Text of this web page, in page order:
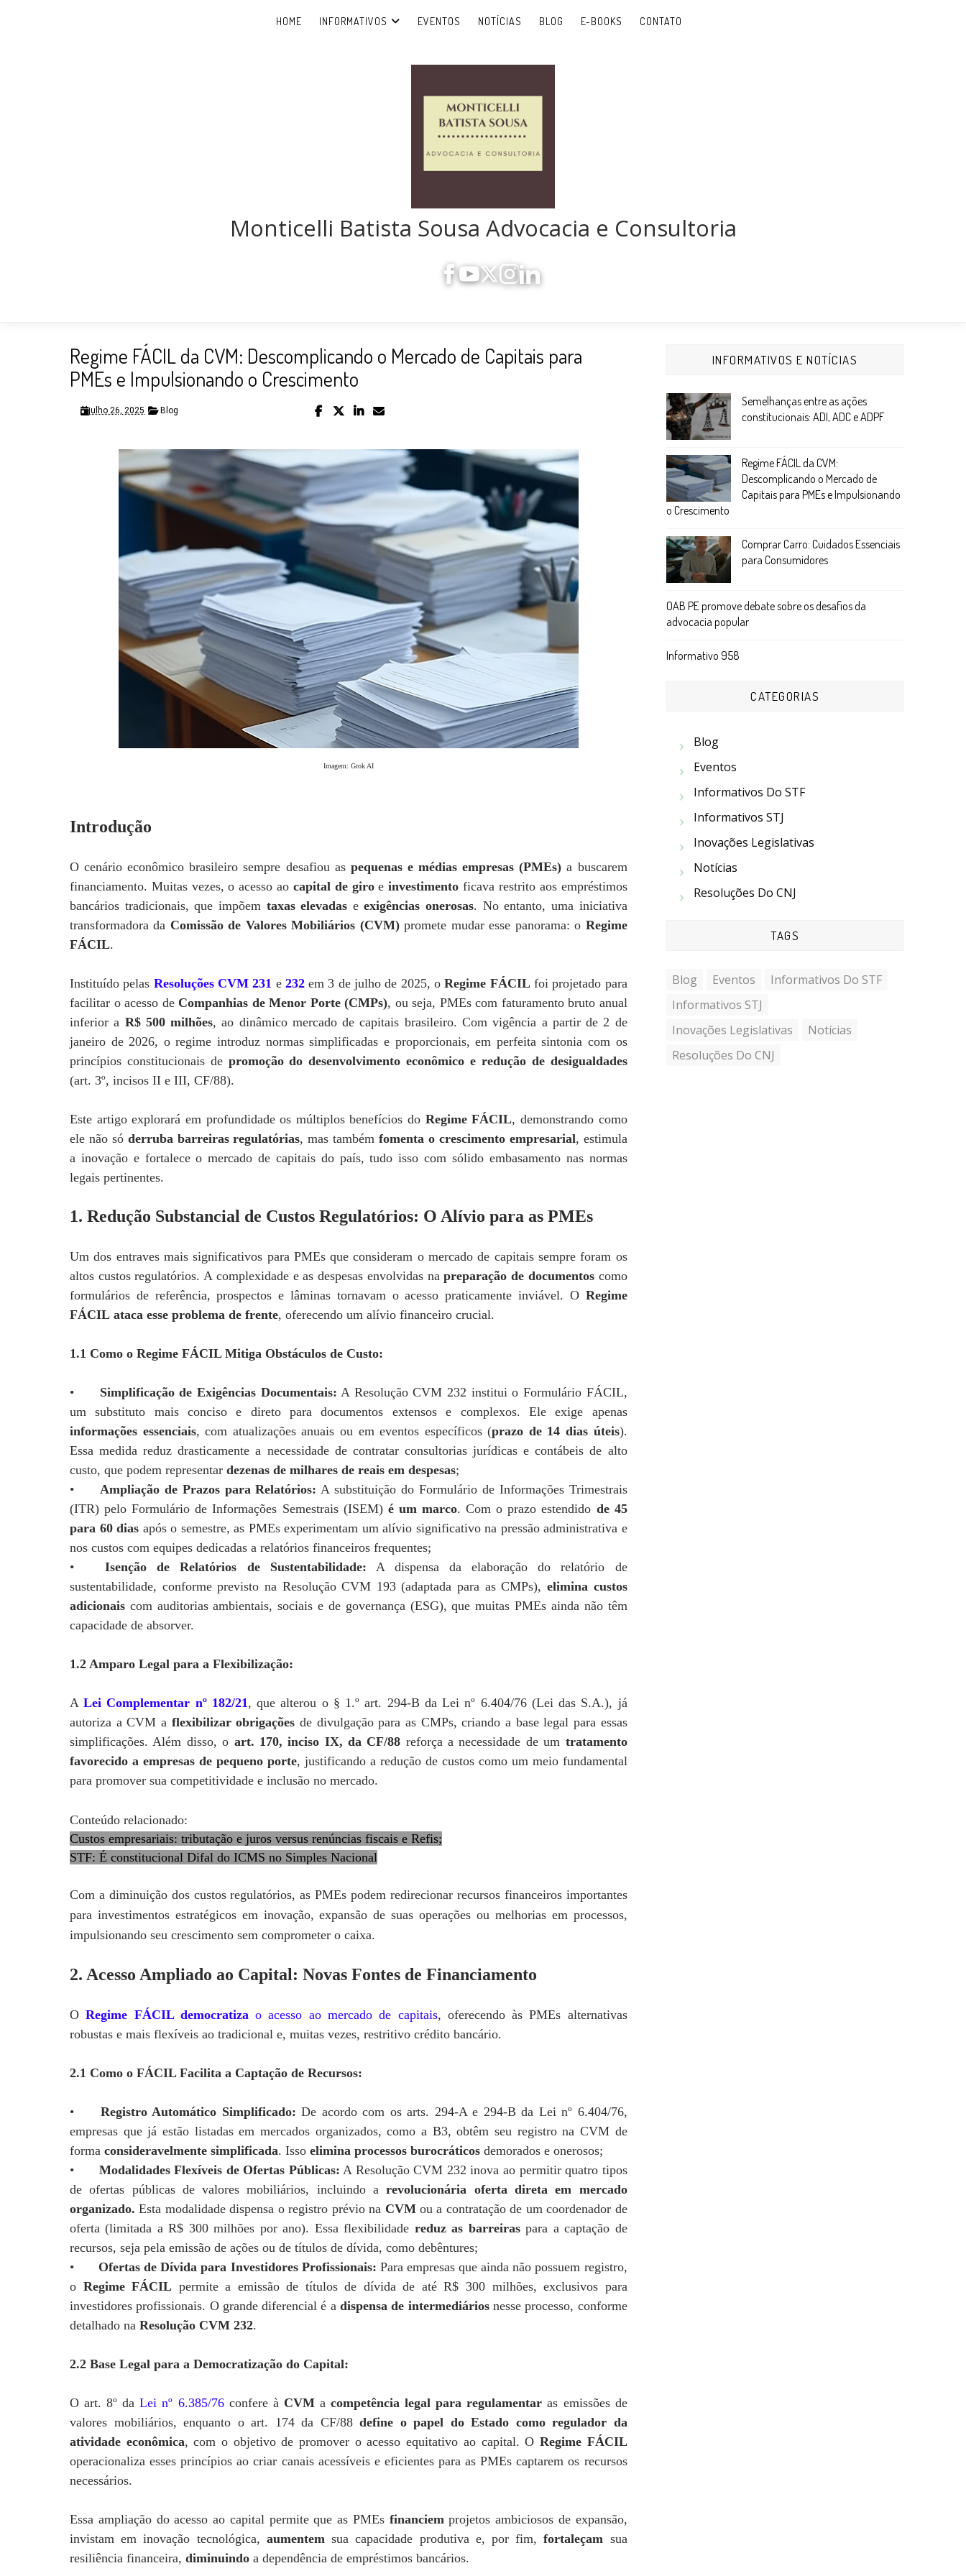
HOME INFORMATIVOS EVENTOS NOTÍCIAS BLOG E-BOOKS CONTATO
Monticelli Batista Sousa Advocacia e Consultoria
Regime FÁCIL da CVM: Descomplicando o Mercado de Capitais para
PMEs e Impulsionando o Crescimento
julho 26, 2025 Blog
Imagem: Grok AI
Introdução
O cenário econômico brasileiro sempre desafiou as pequenas e médias empresas (PMEs) a buscarem
financiamento. Muitas vezes, o acesso ao capital de giroeinvestimento ficava restrito aos empréstimos
bancários tradicionais, que impõem taxas elevadas eexigências onerosas. No entanto, uma iniciativa
transformadora da Comissão de Valores Mobiliários (CVM)promete mudar esse panorama: o Regime
FÁCIL.
Instituído pelas Resoluções CVM 231 e 232 em 3 de julho de 2025, oRegime FÁCILfoi projetado para
facilitar o acesso de Companhias de Menor Porte (CMPs), ou seja, PMEs com faturamento bruto anual
inferior a R$ 500 milhões, ao dinâmico mercado de capitais brasileiro. Com vigência a partir de 2 de
janeiro de 2026, o regime introduz normas simplificadas e proporcionais, em perfeita sintonia com os
princípios constitucionais de promoção do desenvolvimento econômico e redução de desigualdades
(art. 3º, incisos II e III, CF/88).
Este artigo explorará em profundidade os múltiplos benefícios do Regime FÁCIL, demonstrando como
ele não só derruba barreiras regulatórias, mas tambémfomenta o crescimento empresarial, estimula
a inovação e fortalece o mercado de capitais do país, tudo isso com sólido embasamento nas normas
legais pertinentes.
1. Redução Substancial de Custos Regulatórios: O Alívio para as PMEs
Um dos entraves mais significativos para PMEs que consideram o mercado de capitais sempre foram os
altos custos regulatórios. A complexidade e as despesas envolvidas napreparação de documentoscomo
formulários de referência, prospectos e lâminas tornavam o acesso praticamente inviável. O Regime
FÁCIL ataca esse problema de frente, oferecendo um alívio financeiro crucial.
1.1 Como o Regime FÁCIL Mitiga Obstáculos de Custo:
• Simplificação de Exigências Documentais: A Resolução CVM 232 institui o Formulário FÁCIL,
um substituto mais conciso e direto para documentos extensos e complexos. Ele exige apenas
informações essenciais, com atualizações anuais ou em eventos específicos (prazo de 14 dias úteis).
Essa medida reduz drasticamente a necessidade de contratar consultorias jurídicas e contábeis de alto
custo, que podem representar dezenas de milhares de reais em despesas;
•
Ampliação de Prazos para Relatórios: A substituição do Formulário de Informações Trimestrais
(ITR) pelo Formulário de Informações Semestrais (ISEM) é um marco. Com o prazo estendido de 45
para 60 dias após o semestre, as PMEs experimentam um alívio significativo na pressão administrativa e
nos custos com equipes dedicadas a relatórios financeiros frequentes;
•
Isenção de Relatórios de Sustentabilidade: A dispensa da elaboração do relatório de
sustentabilidade, conforme previsto na Resolução CVM 193 (adaptada para as CMPs), elimina custos
adicionais com auditorias ambientais, sociais e de governança (ESG), que muitas PMEs ainda não têm
capacidade de absorver.
1.2 Amparo Legal para a Flexibilização:
ALei Complementar nº 182/21, que alterou o § 1.º art. 294-B da Lei nº 6.404/76 (Lei das S.A.), já
autoriza a CVM a flexibilizar obrigações de divulgação para as CMPs, criando a base legal para essas
simplificações. Além disso, o art. 170, inciso IX, da CF/88 reforça a necessidade de um tratamento
favorecido a empresas de pequeno porte, justificando a redução de custos como um meio fundamental
para promover sua competitividade e inclusão no mercado.
Conteúdo relacionado:
Custos empresariais: tributação e juros versus renúncias fiscais e Refis;
STF: É constitucional Difal do ICMS no Simples Nacional
Com a diminuição dos custos regulatórios, as PMEs podem redirecionar recursos financeiros importantes
para investimentos estratégicos em inovação, expansão de suas operações ou melhorias em processos,
impulsionando seu crescimento sem comprometer o caixa.
2. Acesso Ampliado ao Capital: Novas Fontes de Financiamento
ORegime FÁCIL democratizao acesso ao mercado de capitais, oferecendo às PMEs alternativas
robustas e mais flexíveis ao tradicional e, muitas vezes, restritivo crédito bancário.
2.1 Como o FÁCIL Facilita a Captação de Recursos:
• Registro Automático Simplificado: De acordo com os arts. 294-A e 294-B da Lei nº 6.404/76,
empresas que já estão listadas em mercados organizados, como a B3, obtêm seu registro na CVM de
forma consideravelmente simplificada. Isso elimina processos burocráticos demorados e onerosos;
•
Modalidades Flexíveis de Ofertas Públicas: A Resolução CVM 232 inova ao permitir quatro tipos
de ofertas públicas de valores mobiliários, incluindo arevolucionária oferta direta em mercado
organizado.Esta modalidade dispensa o registro prévio na CVMou a contratação de um coordenador de
oferta (limitada a R$ 300 milhões por ano). Essa flexibilidade reduz as barreiraspara a captação de
recursos, seja pela emissão de ações ou de títulos de dívida, como debêntures;
•
Ofertas de Dívida para Investidores Profissionais: Para empresas que ainda não possuem registro,
o Regime FÁCIL permite a emissão de títulos de dívida de até R$ 300 milhões, exclusivos para
investidores profissionais. O grande diferencial é adispensa de intermediáriosnesse processo, conforme
detalhado na Resolução CVM 232.
2.2 Base Legal para a Democratização do Capital:
O art. 8º daLei nº 6.385/76confere à CVMacompetência legal para regulamentar as emissões de
valores mobiliários, enquanto o art. 174 da CF/88define o papel do Estado como regulador da
atividade econômica, com o objetivo de promover o acesso equitativo ao capital. O Regime FÁCIL
operacionaliza esses princípios ao criar canais acessíveis e eficientes para as PMEs captarem os recursos
necessários.
Essa ampliação do acesso ao capital permite que as PMEs financiemprojetos ambiciosos de expansão,
invistam em inovação tecnológica, aumentemsua capacidade produtiva e, por fim,fortaleçam sua
resiliência financeira, diminuindo a dependência de empréstimos bancários.
INFORMATIVOS E NOTÍCIAS
Semelhanças entre as ações
constitucionais: ADI, ADC e ADPF
Regime FÁCIL da CVM:
Descomplicando o Mercado de
Capitais para PMEs e Impulsionando
o Crescimento
Comprar Carro: Cuidados Essenciais
para Consumidores
OAB PE promove debate sobre os desafios da
advocacia popular
Informativo 958
CATEGORIAS
Blog
Eventos
Informativos Do STF
Informativos STJ
Inovações Legislativas
Notícias
Resoluções Do CNJ
TAGS
Blog Eventos
Informativos Do STF
Informativos STJ
Inovações Legislativas
Notícias
Resoluções Do CNJ